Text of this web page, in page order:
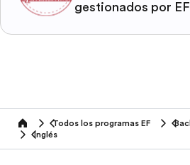
gestionados por EF
home Todos los programas EF
Inglés